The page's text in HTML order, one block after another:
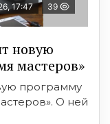
17:47 39
новую
мастеров»
программу
О ней